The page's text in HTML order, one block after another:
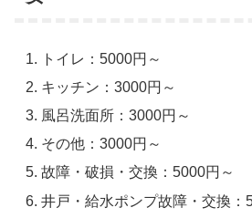
トイレ：5000円～
キッチン：3000円～
風呂洗面所：3000円～
その他：3000円～
故障・破損・交換：5000円～
井戸・給水ポンプ故障・交換：